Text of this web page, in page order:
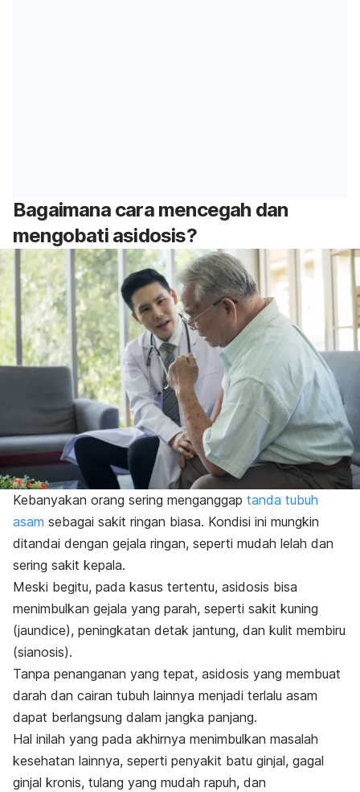
Bagaimana cara mencegah dan
mengobati asidosis?
Kebanyakan orang sering menganggap tanda tubuh
asam sebagai sakit ringan biasa. Kondisi ini mungkin
ditandai dengan gejala ringan, seperti mudah lelah dan
sering sakit kepala.
Meski begitu, pada kasus tertentu, asidosis bisa
menimbulkan gejala yang parah, seperti sakit kuning
(jaundice), peningkatan detak jantung, dan kulit membiru
(sianosis).
Tanpa penanganan yang tepat, asidosis yang membuat
darah dan cairan tubuh lainnya menjadi terlalu asam
dapat berlangsung dalam jangka panjang.
Hal inilah yang pada akhirnya menimbulkan masalah
kesehatan lainnya, seperti penyakit batu ginjal, gagal
ginjal kronis, tulang yang mudah rapuh, dan